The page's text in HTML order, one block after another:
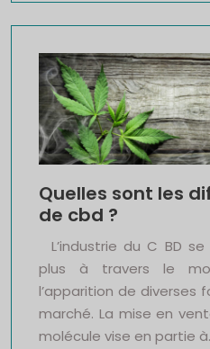
Quelles sont les
de cbd ?
L’industrie du C BD
plus à travers le
l’apparition de diverses
marché. La mise en
molécule vise en partie